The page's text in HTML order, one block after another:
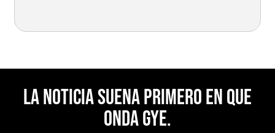
La noticia suena primero en Que
Onda Gye.